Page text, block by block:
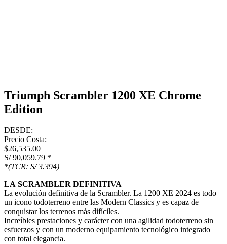
Triumph Scrambler 1200 XE Chrome
Edition
DESDE:
Precio Costa:
$26,535.00
S/ 90,059.79 *
*(TCR: S/ 3.394)
LA SCRAMBLER DEFINITIVA
La evolución definitiva de la Scrambler. La 1200 XE 2024 es todo
un icono todoterreno entre las Modern Classics y es capaz de
conquistar los terrenos más difíciles.
Increíbles prestaciones y carácter con una agilidad todoterreno sin
esfuerzos y con un moderno equipamiento tecnológico integrado
con total elegancia.